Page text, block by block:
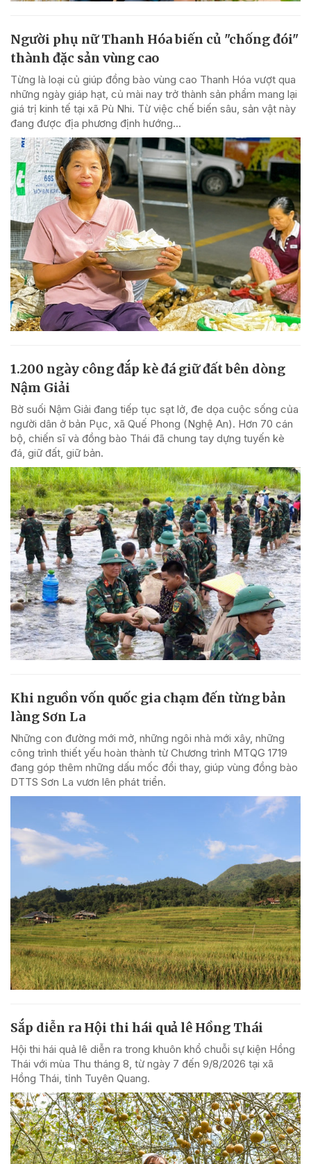
Người phụ nữ Thanh Hóa biến củ "chống đói"
thành đặc sản vùng cao
Từng là loại củ giúp đồng bào vùng cao Thanh Hóa vượt qua
những ngày giáp hạt, củ mài nay trở thành sản phẩm mang lại
giá trị kinh tế tại xã Pù Nhi. Từ việc chế biến sâu, sản vật này
đang được địa phương định hướng...
1.200 ngày công đắp kè đá giữ đất bên dòng
Nậm Giải
Bờ suối Nậm Giải đang tiếp tục sạt lở, đe dọa cuộc sống của
người dân ở bản Pục, xã Quế Phong (Nghệ An). Hơn 70 cán
bộ, chiến sĩ và đồng bào Thái đã chung tay dựng tuyến kè
đá, giữ đất, giữ bản.
Khi nguồn vốn quốc gia chạm đến từng bản
làng Sơn La
Những con đường mới mở, những ngôi nhà mới xây, những
công trình thiết yếu hoàn thành từ Chương trình MTQG 1719
đang góp thêm những dấu mốc đổi thay, giúp vùng đồng bào
DTTS Sơn La vươn lên phát triển.
Sắp diễn ra Hội thi hái quả lê Hồng Thái
Hội thi hái quả lê diễn ra trong khuôn khổ chuỗi sự kiện Hồng
Thái với mùa Thu tháng 8, từ ngày 7 đến 9/8/2026 tại xã
Hồng Thái, tỉnh Tuyên Quang.